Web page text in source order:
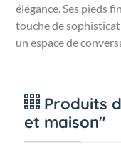
élégance. Ses pieds
touche de
un espace de
Produits
et maison"